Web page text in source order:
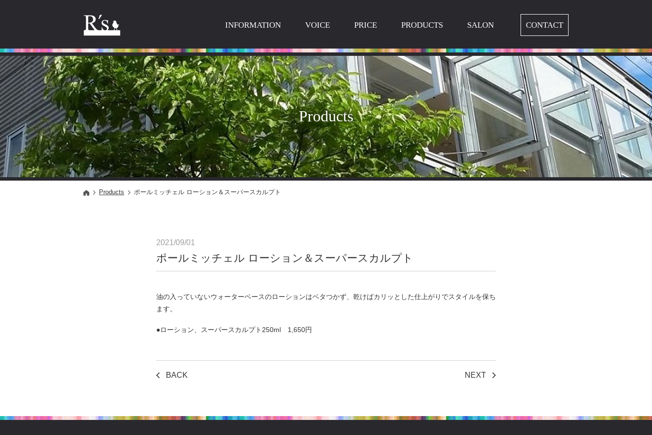
INFORMATION VOICE PRICE PRODUCTS SALON CONTACT
Products
Products ポールミッチェル ローション＆スーパースカルプト
2021/09/01
ポールミッチェル ローション＆スーパースカルプト
油の入っていないウォーターベースのローションはベタつかず、乾けばカリッとした仕上がりでスタイルを保ち
ます。
●ローション、スーパースカルプト250ml 1,650円
BACK NEXT